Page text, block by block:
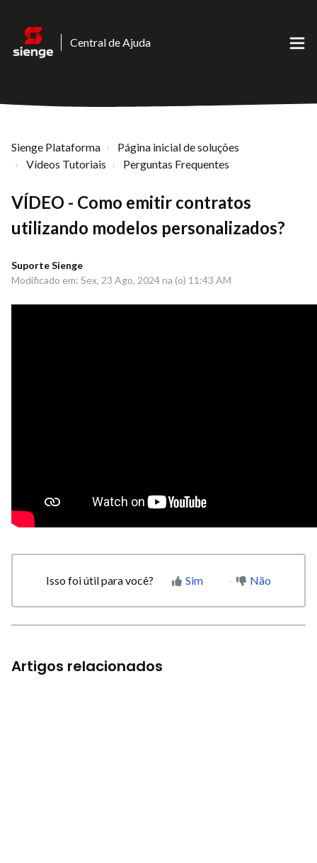
Central de Ajuda
Sienge Plataforma
Página inicial de soluções
Vídeos Tutoriais
Perguntas Frequentes
VÍDEO - Como emitir contratos
utilizando modelos personalizados?
Suporte Sienge
Modificado em: Sex, 23 Ago, 2024 na (o) 11:43 AM
Isso foi útil para você? Sim Não
Artigos relacionados